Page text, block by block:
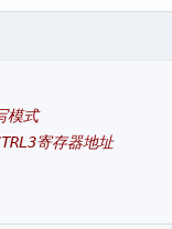
式
寄存器地址